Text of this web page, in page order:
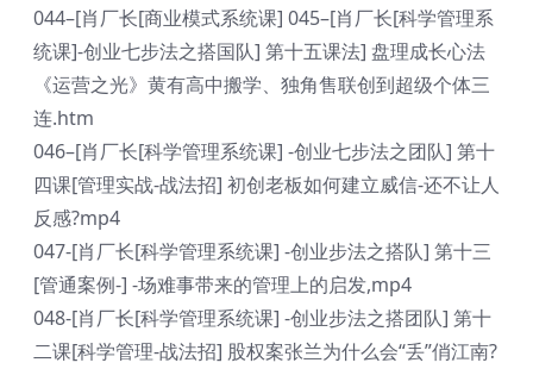
044–[肖厂长[商业模式系统课] 045–[肖厂长[科学管理系
统课]-创业七步法之搭国队] 第十五课法] 盘理成长心法
《运营之光》黄有高中搬学、独角售联创到超级个体三
连.htm
046–[肖厂长[科学管理系统课] -创业七步法之团队] 第十
四课[管理实战-战法招] 初创老板如何建立威信-还不让人
反感?mp4
047-[肖厂长[科学管理系统课] -创业步法之搭队] 第十三
[管通案例-] -场难事带来的管理上的启发,mp4
048-[肖厂长[科学管理系统课] -创业步法之搭团队] 第十
二课[科学管理-战法招] 股权案张兰为什么会“丢”俏江南?